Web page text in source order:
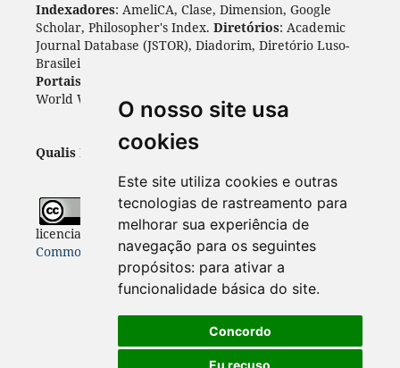
O nosso site usa
cookies
Este site utiliza cookies e outras
tecnologias de rastreamento para
melhorar sua experiência de
navegação para os seguintes
propósitos: para ativar a
funcionalidade básica do site.
Concordo
Eu recuso
Indexadores: AmeliCA, Clase, Dimension, Google
Scholar, Philosopher's Index. Diretórios: Academic
Journal Database (JSTOR), Diadorim, Diretório Luso-
Brasileiro, DOAJ, Journal 4 free, ROAD, Socol@ar.
Portais
World Wide Science.
: Cite Factor, OAJI.
Qualis Periódicos - Capes: A1
Todo o conteúdo desta revista está
licenciado sob aLicençaInternacional Creative
Commons 4.0 (CC BY 4.0)